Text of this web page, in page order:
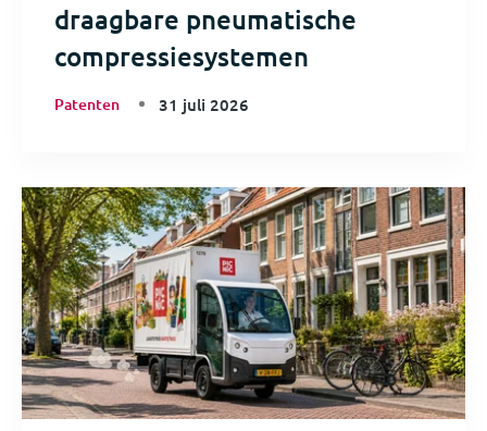
draagbare pneumatische
compressiesystemen
Patenten 31 juli 2026